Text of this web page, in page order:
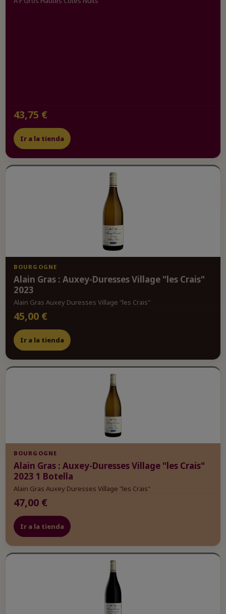
43,75 €
Ir a la tienda
BOURGOGNE
Alain Gras : Auxey-Duresses Village "les Crais"
2023
Alain Gras Auxey Duresses Village "les Crais"
45,00 €
Ir a la tienda
BOURGOGNE
Alain Gras : Auxey-Duresses Village "les Crais"
2023 1 Botella
Alain Gras Auxey Duresses Village "les Crais"
47,00 €
Ir a la tienda